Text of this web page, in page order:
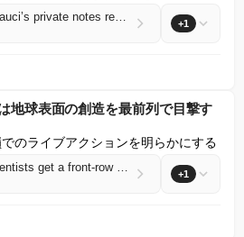
‘I Am What I Am’: Fauci’s private notes reveal a scientist navigating science, politics, and fame +1
地球表面の創造を最前列で目撃す
のライブアクションを明らかにする
With lucky dive, scientists get a front-row view of the creation of Earth’s surface +1